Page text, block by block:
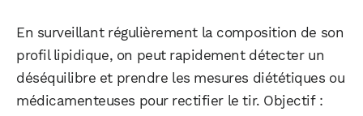
En surveillant régulièrement la composition de son
profil lipidique, on peut rapidement détecter un
déséquilibre et prendre les mesures diététiques ou
médicamenteuses pour rectifier le tir. Objectif :